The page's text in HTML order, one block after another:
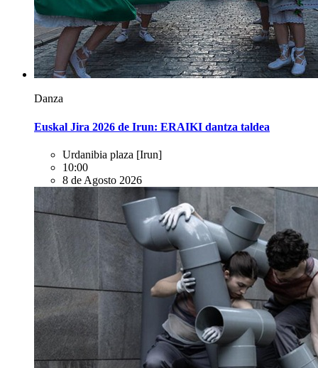
Danza
Euskal Jira 2026 de Irun: ERAIKI dantza taldea
Urdanibia plaza [Irun]
10:00
8 de Agosto 2026